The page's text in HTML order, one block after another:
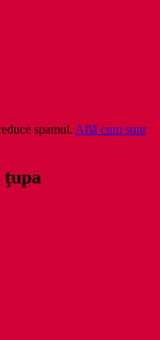
spamul. Află cum sunt
ţupa